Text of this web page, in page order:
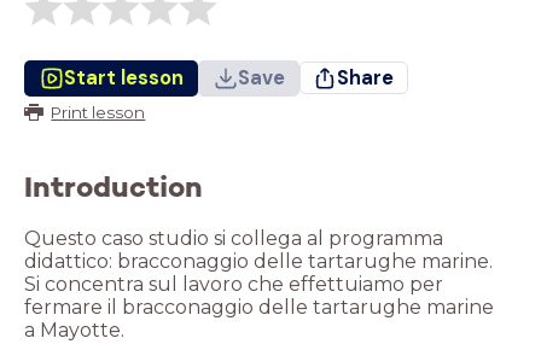
Start lesson Save Share
Print lesson
Introduction
Questo caso studio si collega al programma
didattico: bracconaggio delle tartarughe marine.
Si concentra sul lavoro che effettuiamo per
fermare il bracconaggio delle tartarughe marine
a Mayotte.